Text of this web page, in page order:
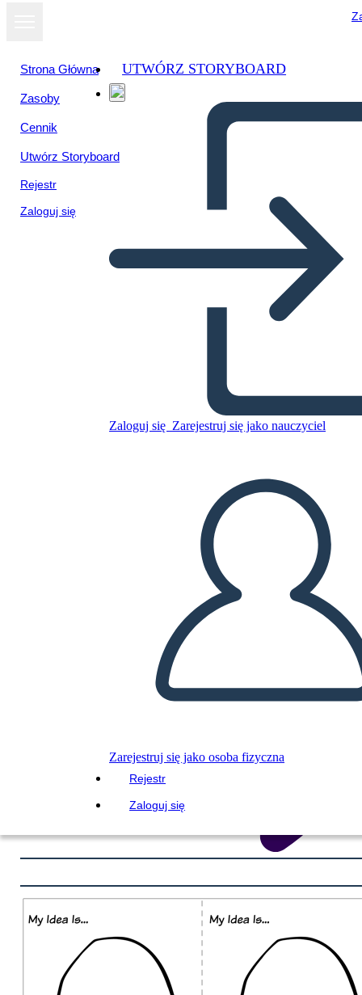
Strona Główna
Zasoby
Cennik
Utwórz Storyboard
Rejestr
Zaloguj się
UTWÓRZ STORYBOARD
Zaloguj się Zarejestruj się jako nauczyciel
Zarejestruj się jako osoba fizyczna
Rejestr
Zaloguj się
Skopiuj tę scenorys
ODTWARZANIE POKAZU SLAJDÓW
PRZECZYTAJ MI
Wyświetl jako
pokaz slajdów